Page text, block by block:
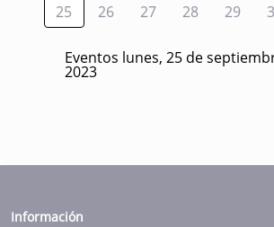
25
26 27 28 29
Eventos lunes, 25 de
2023
Información